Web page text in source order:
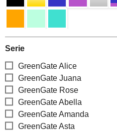
Serie
GreenGate Alice
GreenGate Juana
GreenGate Rose
GreenGate Abella
GreenGate Amanda
GreenGate Asta